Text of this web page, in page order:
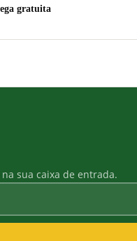
gratuita
sua caixa de entrada.